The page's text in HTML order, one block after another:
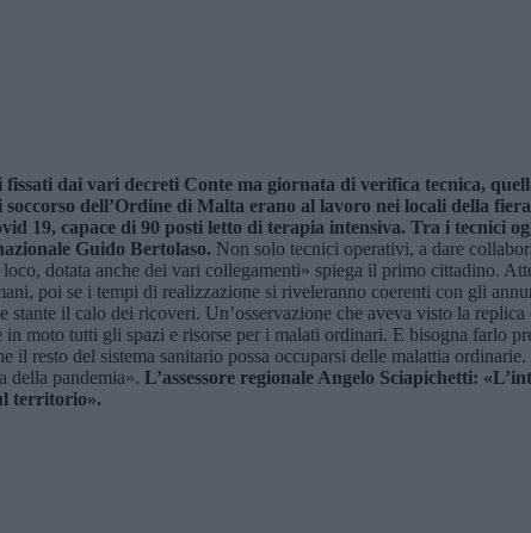
dai vari decreti Conte ma giornata di verifica tecnica,
dell’Ordine di Malta erano al lavoro nei locali della
19, capace di 90 posti letto di terapia intensiva. Tra i tecnici
Guido Bertolaso. Non solo tecnici operativi, a dare
dotata anche dei vari collegamenti» spiega il primo cittadino.
poi se i tempi di realizzazione si riveleranno coerenti con gli
stante il calo dei ricoveri. Un’osservazione che aveva visto la
moto tutti gli spazi e risorse per i malati ordinari. E bisogna farlo
il resto del sistema sanitario possa occuparsi delle malattia
della pandemia». L’assessore regionale Angelo Sciapichetti:
territorio».